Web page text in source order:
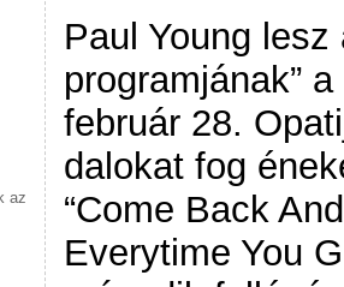
az
Paul Young lesz
programjának”
február 28.
dalokat fog
“Come Back
Everytime You